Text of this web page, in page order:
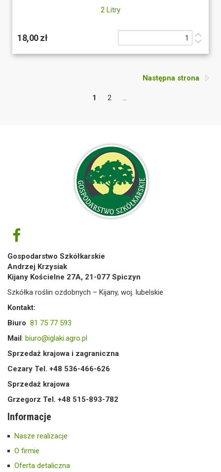
2 Litry
18,00 zł
1 2 ...
Następna strona
Gospodarstwo Szkółkarskie
Andrzej Krzysiak
Kijany Kościelne 27A, 21-077 Spiczyn
Szkółka roślin ozdobnych – Kijany, woj. lubelskie
Kontakt:
Biuro 81 75 77 593
Mail : biuro@iglaki.agro.pl
Sprzedaż krajowa i zagraniczna
Cezary Tel. +48 536-466-626
Sprzedaż krajowa
Grzegorz Tel. +48 515-893-782
Informacje
Nasze realizacje
O firmie
Oferta detaliczna